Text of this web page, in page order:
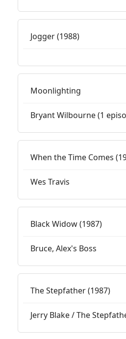
Jogger (1988)
Moonlighting
Bryant Wilbourne (1
When the Time Comes
Wes Travis
Black Widow (1987)
Bruce, Alex's Boss
The Stepfather (1987)
Jerry Blake / The